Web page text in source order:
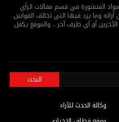
المنشورة في قسم مقالات الرأي
وما يرد فيها التي تخالف القوانين
أو أي طرف آخر .. والموقع يكفل
وكالة الحدث للآراء